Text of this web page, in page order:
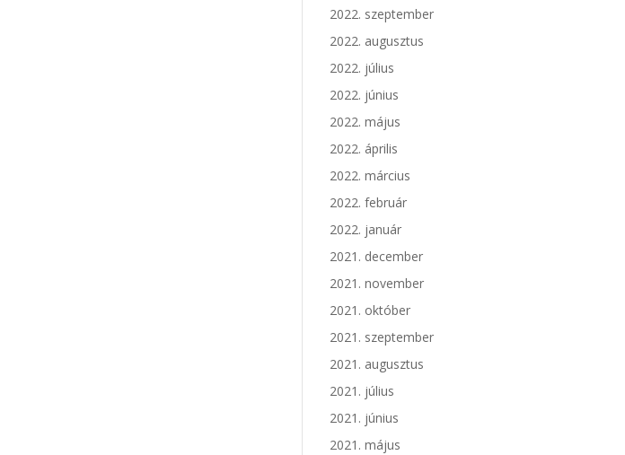
2022. szeptember
2022. augusztus
2022. július
2022. június
2022. május
2022. április
2022. március
2022. február
2022. január
2021. december
2021. november
2021. október
2021. szeptember
2021. augusztus
2021. július
2021. június
2021. május